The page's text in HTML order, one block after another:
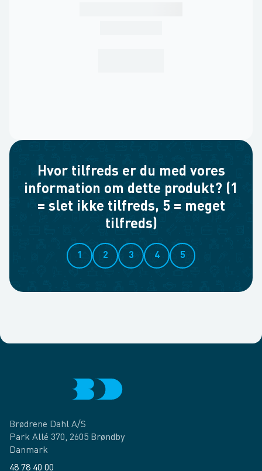
Hvor tilfreds er du med vores
information om dette produkt? (1
= slet ikke tilfreds, 5 = meget
tilfreds)
1 2 3 4 5
Brødrene Dahl A/S
Park Allé 370, 2605 Brøndby
Danmark
48 78 40 00